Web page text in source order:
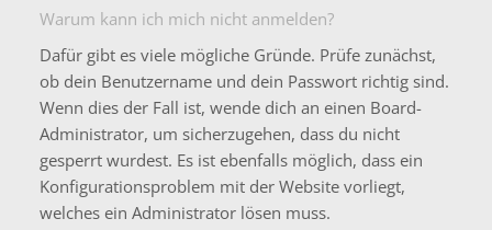
Warum kann ich mich nicht anmelden?
Dafür gibt es viele mögliche Gründe. Prüfe zunächst,
ob dein Benutzername und dein Passwort richtig sind.
Wenn dies der Fall ist, wende dich an einen Board-
Administrator, um sicherzugehen, dass du nicht
gesperrt wurdest. Es ist ebenfalls möglich, dass ein
Konfigurationsproblem mit der Website vorliegt,
welches ein Administrator lösen muss.